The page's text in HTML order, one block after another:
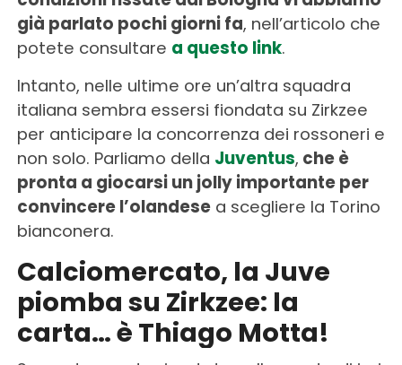
già parlato pochi giorni fa, nell’articolo che
potete consultare a questo link.
Intanto, nelle ultime ore un’altra squadra
italiana sembra essersi fiondata su Zirkzee
per anticipare la concorrenza dei rossoneri e
non solo. Parliamo della Juventus, che è
pronta a giocarsi un jolly importante per
convincere l’olandesea scegliere la Torino
bianconera.
Calciomercato, la Juve
piomba su Zirkzee: la
carta… è Thiago Motta!